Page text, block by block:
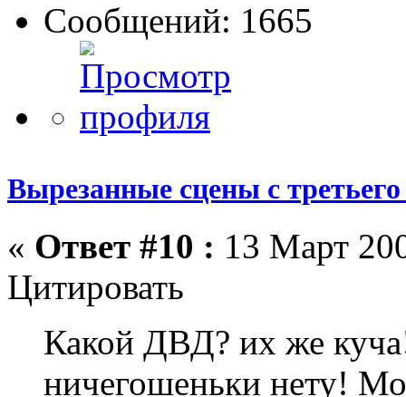
Сообщений: 1665
Вырезанные сцены с третьего
« Ответ #10 : 13 Март
Цитировать
Какой ДВД? их же
ничегошеньки нету!